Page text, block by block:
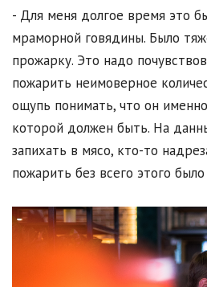
- Для меня долгое время это
мраморной говядины. Было
прожарку. Это надо
пожарить неимоверное
ощупь понимать, что он
которой должен быть. На
запихать в мясо, кто-то
пожарить без всего этого